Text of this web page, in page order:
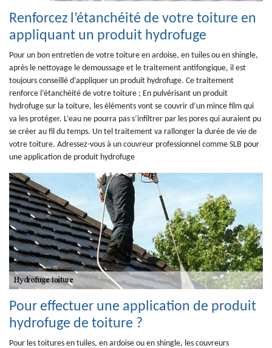
Renforcez l’étanchéité de votre toiture en
appliquant un produit hydrofuge
Pour un bon entretien de votre toiture en ardoise, en tuiles ou en shingle,
après le nettoyage le demoussage et le traitement antifongique, il est
toujours conseillé d’appliquer un produit hydrofuge. Ce traitement
renforce l’étanchéité de votre toiture ; En pulvérisant un produit
hydrofuge sur la toiture, les éléments vont se couvrir d’un mince film qui
va les protéger. L’eau ne pourra pas s’infiltrer par les pores qui auraient pu
se créer au fil du temps. Un tel traitement va rallonger la durée de vie de
votre toiture. Adressez-vous à un couvreur professionnel comme SLB pour
une application de produit hydrofuge
Pour effectuer une application de produit
hydrofuge de toiture ?
Pour les toitures en tuiles, en ardoise ou en shingle, les couvreurs